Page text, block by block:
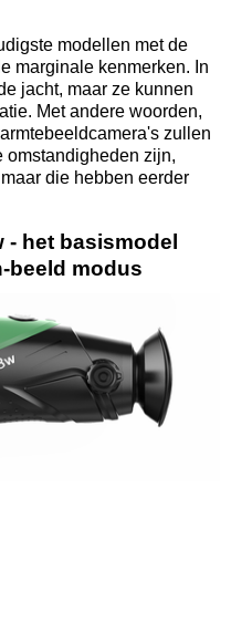
modellen met de
marginale kenmerken. In
jacht, maar ze kunnen
Met andere woorden,
zullen
omstandigheden zijn,
die hebben eerder
- het basismodel
beeld modus